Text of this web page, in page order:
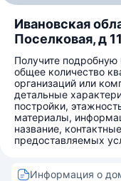
Ивановская
Поселковая, д
Получите
общее количество
организаций или
детальные
постройки,
материалы,
название,
предоставляемых
Информация о